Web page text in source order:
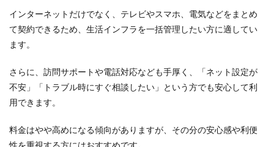
BB.excite
光がおす
すめ
んな人
は
J:COM
がおす
9
インターネットだけでなく、テレビやスマホ、電気などをまとめ
て契約できるため、生活インフラを一括管理したい方に適してい
ます。
さらに、訪問サポートや電話対応なども手厚く、「ネット設定が
不安」「トラブル時にすぐ相談したい」という方でも安心して利
用できます。
料金はやや高めになる傾向がありますが、その分の安心感や利便
性を重視する方にはおすすめです。